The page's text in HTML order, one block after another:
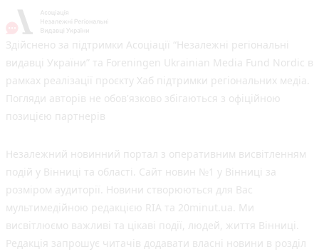
Здійснено за підтримки Асоціації “Незалежні регіональні
видавці України” та Foreningen Ukrainian Media Fund Nordic в
рамках реалізації проєкту Хаб підтримки регіональних медіа.
Погляди авторів не обов'язково збігаються з офіційною
позицією партнерів
Незалежний новинний портал з оперативним висвітленням
подій у Вінниці та області. Сайт новин №1 у Вінниці за
розміром аудиторії. Новини створюються для Вас
мультимедійною редакцією RIA та 20minut.ua. Ми
висвітлюємо важливі та цікаві події, людей, життя Вінниці.
Редакція запрошує читачів додавати власні новини в розділ